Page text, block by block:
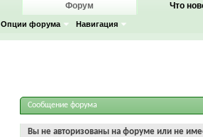
Форум
Опции форума Навигация
Что
Сообщение форума
Вы не авторизованы на форуме или не